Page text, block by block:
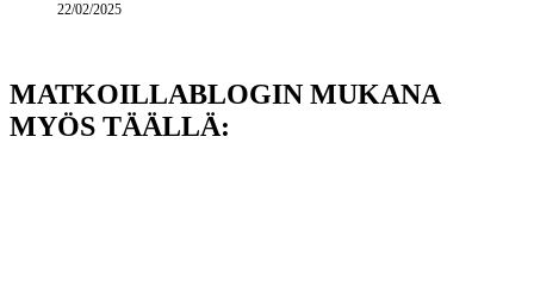
22/02/2025
MATKOILLABLOGIN MUKANA
MYÖS TÄÄLLÄ: